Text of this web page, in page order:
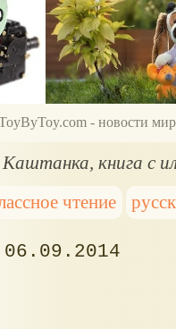
- новости
Каштанка, книга с
чтение
06.09.2014